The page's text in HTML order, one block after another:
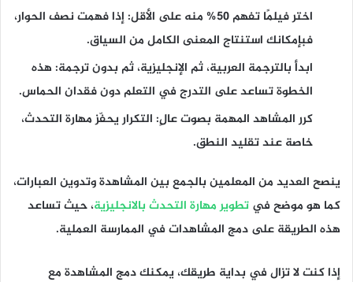
اختر فيلمًا تفهم 50% منه على الأقل
: إذا فهمت نصف الحوار،
فبإمكانك استنتاج المعنى الكامل من السياق.
ابدأ بالترجمة العربية، ثم الإنجليزية، ثم بدون ترجمة: هذه
الخطوة تساعد على التدرج في التعلم دون فقدان الحماس.
كرر المشاهد المهمة بصوت عالٍ: التكرار يحفّز مهارة التحدث،
خاصة عند تقليد النطق.
ينصح العديد من المعلمين بالجمع بين المشاهدة وتدوين العبارات،
كما هو موضح في تطوير مهارة التحدث بالانجليزية، حيث تساعد
هذه الطريقة على دمج المشاهدات في الممارسة العملية.
إذا كنت لا تزال في بداية طريقك، يمكنك دمج المشاهدة مع